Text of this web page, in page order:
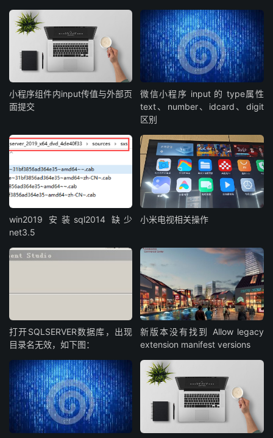
小程序组件内input传值与外部页
面提交
微信小程序 input 的 type属性
text、number、idcard、digit
区别
win2019 安装sql2014 缺少
net3.5
小米电视相关操作
打开SQLSERVER数据库，出现
目录名无效，如下图：
新版本没有找到 Allow legacy
extension manifest versions